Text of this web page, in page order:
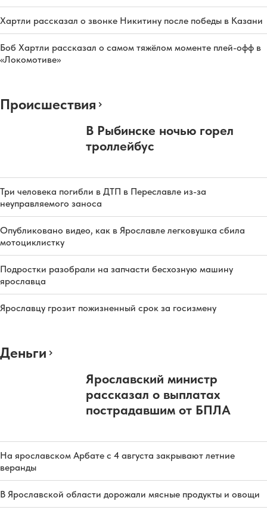
Хартли рассказал о звонке Никитину после победы в Казани
Боб Хартли рассказал о самом тяжёлом моменте плей-офф в
«Локомотиве»
Происшествия
В Рыбинске ночью горел
троллейбус
Три человека погибли в ДТП в Переславле из-за
неуправляемого заноса
Опубликовано видео, как в Ярославле легковушка сбила
мотоциклистку
Подростки разобрали на запчасти бесхозную машину
ярославца
Ярославцу грозит пожизненный срок за госизмену
Деньги
Ярославский министр
рассказал о выплатах
пострадавшим от БПЛА
На ярославском Арбате с 4 августа закрывают летние
веранды
В Ярославской области дорожали мясные продукты и овощи